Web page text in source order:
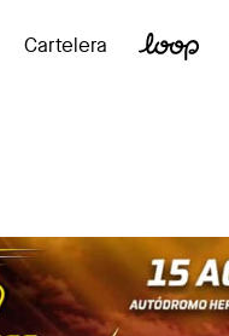
Cartelera